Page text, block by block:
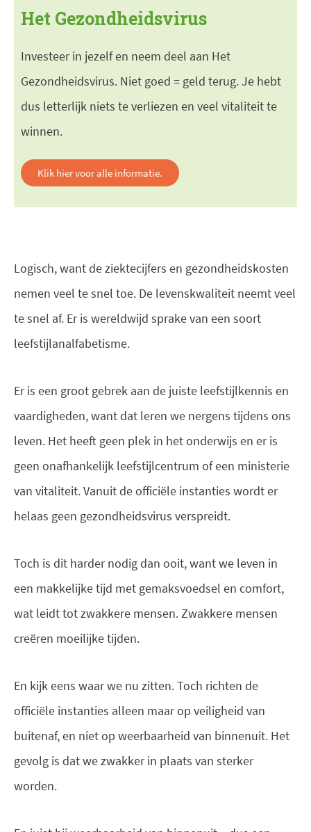
Het Gezondheidsvirus
Investeer in jezelf en neem deel aan Het
Gezondheidsvirus. Niet goed = geld terug. Je hebt
dus letterlijk niets te verliezen en veel vitaliteit te
winnen.
Klik hier voor alle informatie.
Logisch, want de ziektecijfers en gezondheidskosten
nemen veel te snel toe. De levenskwaliteit neemt veel
te snel af. Er is wereldwijd sprake van een soort
leefstijlanalfabetisme.
Er is een groot gebrek aan de juiste leefstijlkennis en
vaardigheden, want dat leren we nergens tijdens ons
leven. Het heeft geen plek in het onderwijs en er is
geen onafhankelijk leefstijlcentrum of een ministerie
van vitaliteit. Vanuit de officiële instanties wordt er
helaas geen gezondheidsvirus verspreidt.
Toch is dit harder nodig dan ooit, want we leven in
een makkelijke tijd met gemaksvoedsel en comfort,
wat leidt tot zwakkere mensen. Zwakkere mensen
creëren moeilijke tijden.
En kijk eens waar we nu zitten. Toch richten de
officiële instanties alleen maar op veiligheid van
buitenaf, en niet op weerbaarheid van binnenuit. Het
gevolg is dat we zwakker in plaats van sterker
worden.